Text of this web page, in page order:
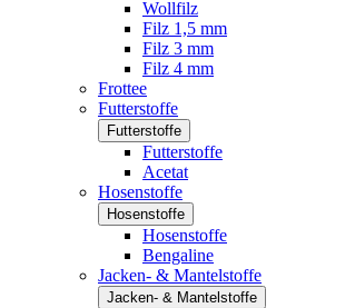
Wollfilz
Filz 1,5 mm
Filz 3 mm
Filz 4 mm
Frottee
Futterstoffe
Futterstoffe
Futterstoffe
Acetat
Hosenstoffe
Hosenstoffe
Hosenstoffe
Bengaline
Jacken- & Mantelstoffe
Jacken- & Mantelstoffe